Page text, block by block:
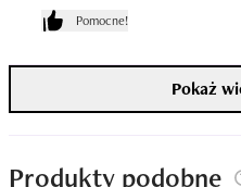
jonizację oraz tryb
zaskórniki pomagając lepiej
używanie naprawdę
jaśniejsza, bardziej
pielęgnację.
Sprzęt jest ładowany przez
Pomocne!
Pokaż
Produkty podobne